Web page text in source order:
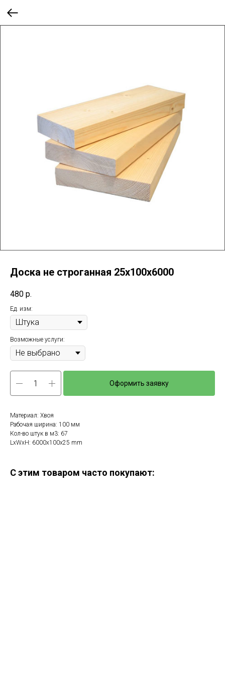
Доска не строганная 25х100х6000
480 р.
Ед. изм:
Возможные услуги:
Оформить заявку
Материал: Хвоя
Рабочая ширина: 100 мм
Кол-во штук в м3: 67
LxWxH: 6000x100x25 mm
С этим товаром часто покупают: